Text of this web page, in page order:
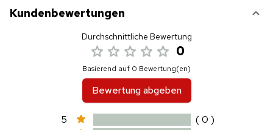
Kundenbewertungen
Durchschnittliche Bewertung
0
Basierend auf 0 Bewertung(en)
Bewertung abgeben
5
( 0 )